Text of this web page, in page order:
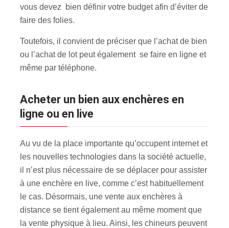
vous devez bien définir votre budget afin d’éviter de
faire des folies.
Toutefois, il convient de préciser que l’achat de bien
ou l’achat de lot peut également se faire en ligne et
même par téléphone.
Acheter un bien aux enchères en
ligne ou en live
Au vu de la place importante qu’occupent internet et
les nouvelles technologies dans la société actuelle,
il n’est plus nécessaire de se déplacer pour assister
à une enchère en live, comme c’est habituellement
le cas. Désormais, une vente aux enchères à
distance se tient également au même moment que
la vente physique à lieu. Ainsi, les chineurs peuvent